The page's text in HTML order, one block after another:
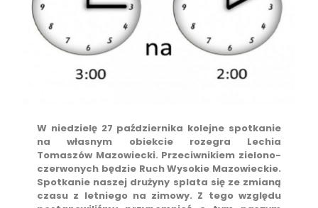
W niedzielę 27 października kolejne spotkanie
na własnym obiekcie rozegra Lechia
Tomaszów Mazowiecki. Przeciwnikiem zielono-
czerwonych będzie Ruch Wysokie Mazowieckie.
Spotkanie naszej drużyny splata się ze zmianą
czasu z letniego na zimowy. Z tego względu